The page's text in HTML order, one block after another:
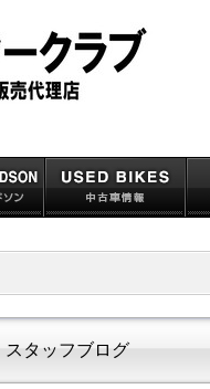
タッフブログ